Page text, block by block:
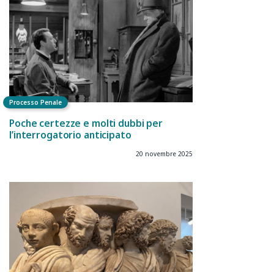
Processo Penale
Poche certezze e molti dubbi per
l’interrogatorio anticipato
20 novembre 2025